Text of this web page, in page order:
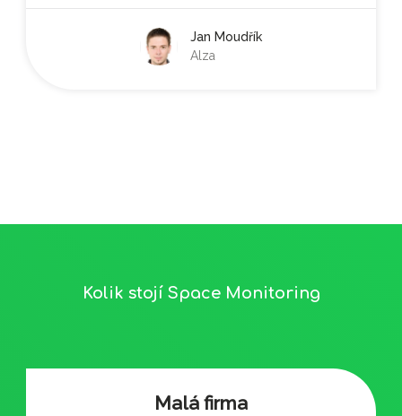
Jan Moudřík
Alza
Kolik stojí Space Monitoring
Malá firma